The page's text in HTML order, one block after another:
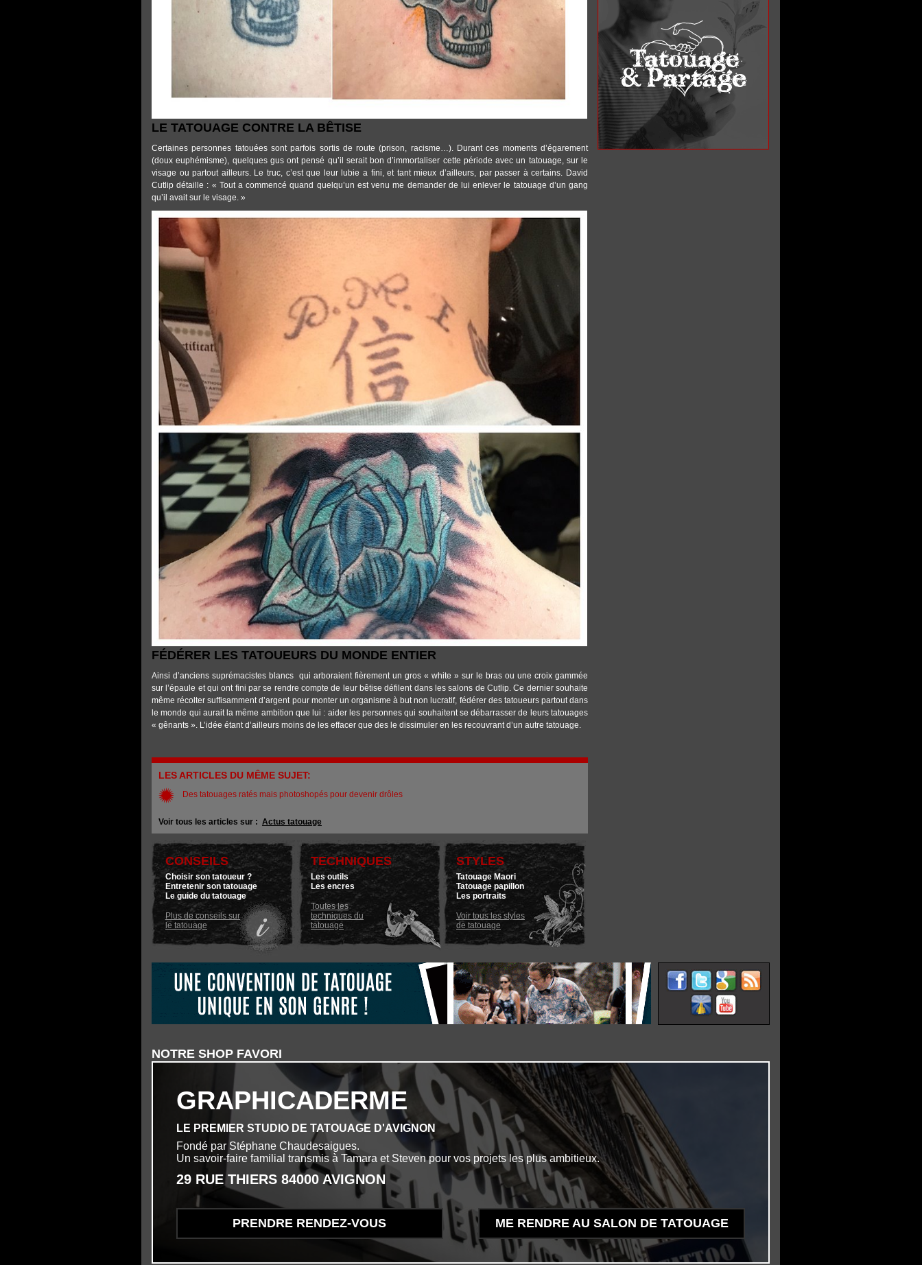
LE TATOUAGE CONTRE LA BÊTISE
Certaines personnes tatouées sont parfois sortis de route (prison, racisme…). Durant ces moments d’égarement
(doux euphémisme), quelques gus ont pensé qu’il serait bon d’immortaliser cette période avec un tatouage, sur le
visage ou partout ailleurs. Le truc, c’est que leur lubie a fini, et tant mieux d’ailleurs, par passer à certains. David
Cutlip détaille : « Tout a commencé quand quelqu’un est venu me demander de lui enlever le tatouage d’un gang
qu’il avait sur le visage. »
TATTOOS_GANG.JPG
FÉDÉRER LES TATOUEURS DU MONDE ENTIER
Ainsi d’anciens suprémacistes blancs qui arboraient fièrement un gros « white » sur le bras ou une croix gammée
sur l’épaule et qui ont fini par se rendre compte de leur bêtise défilent dans les salons de Cutlip. Ce dernier souhaite
même récolter suffisamment d’argent pour monter un organisme à but non lucratif, fédérer des tatoueurs partout dans
le monde qui aurait la même ambition que lui : aider les personnes qui souhaitent se débarrasser de leurs tatouages
« gênants ». L’idée étant d’ailleurs moins de les effacer que des le dissimuler en les recouvrant d’un autre tatouage.
LES ARTICLES DU MÊME SUJET:
Des tatouages ratés mais photoshopés pour devenir drôles
Voir tous les articles sur : Actus tatouage
CONSEILS
Choisir son tatoueur ?
Entretenir son tatouage
Le guide du tatouage
Plus de conseils sur
le tatouage
TECHNIQUES
Les outils
Les encres
Toutes les
techniques du
tatouage
STYLES
Tatouage Maori
Tatouage papillon
Les portraits
Voir tous les styles
de tatouage
NOTRE SHOP FAVORI
GRAPHICADERME
LE PREMIER STUDIO DE TATOUAGE D'AVIGNON
Fondé par Stéphane Chaudesaigues.
Un savoir-faire familial transmis à Tamara et Steven pour vos projets les plus ambitieux.
29 RUE THIERS 84000 AVIGNON
PRENDRE RENDEZ-VOUS ME RENDRE AU SALON DE TATOUAGE